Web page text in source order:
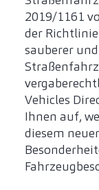
2019/1161
der
sauberer
Vehicles
Ihnen auf,
diesem